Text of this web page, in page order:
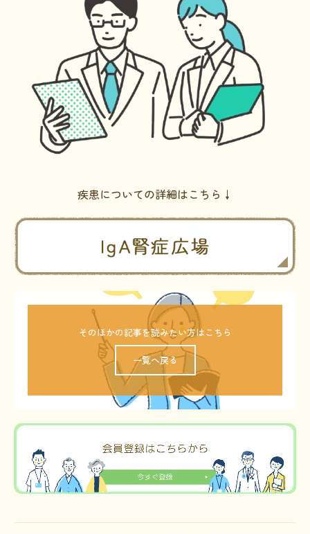
当サイトについて
会員登録のメリット
お問合せ
難病患者さんの生活と治療に関する実態調査
疾患についての詳細はこちら↓
そのほかの記事を読みたい方はこちら
一覧へ戻る